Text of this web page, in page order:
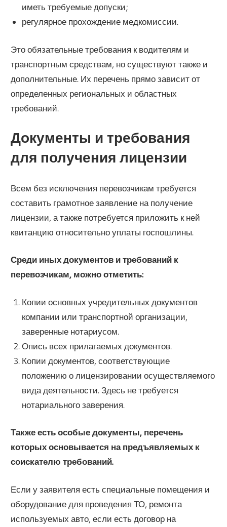
иметь требуемые допуски;
регулярное прохождение медкомиссии.
Это обязательные требования к водителям и
транспортным средствам, но существуют также и
дополнительные. Их перечень прямо зависит от
определенных региональных и областных
требований.
Документы и требования
для получения лицензии
Всем без исключения перевозчикам требуется
составить грамотное заявление на получение
лицензии, а также потребуется приложить к ней
квитанцию относительно уплаты госпошлины.
Среди иных документов и требований к
перевозчикам, можно отметить:
Копии основных учредительных документов
компании или транспортной организации,
заверенные нотариусом.
Опись всех прилагаемых документов.
Копии документов, соответствующие
положению о лицензировании осуществляемого
вида деятельности. Здесь не требуется
нотариального заверения.
Также есть особые документы, перечень
которых основывается на предъявляемых к
соискателю требований.
Если у заявителя есть специальные помещения и
оборудование для проведения ТО, ремонта
используемых авто, если есть договор на